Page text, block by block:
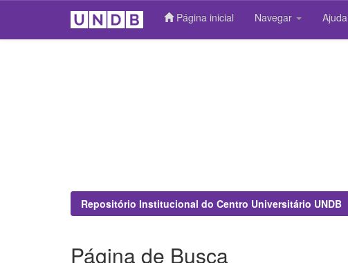
Página inicial Navegar Ajuda
Repositório Institucional do Centro Universitário UNDB
Página de Busca